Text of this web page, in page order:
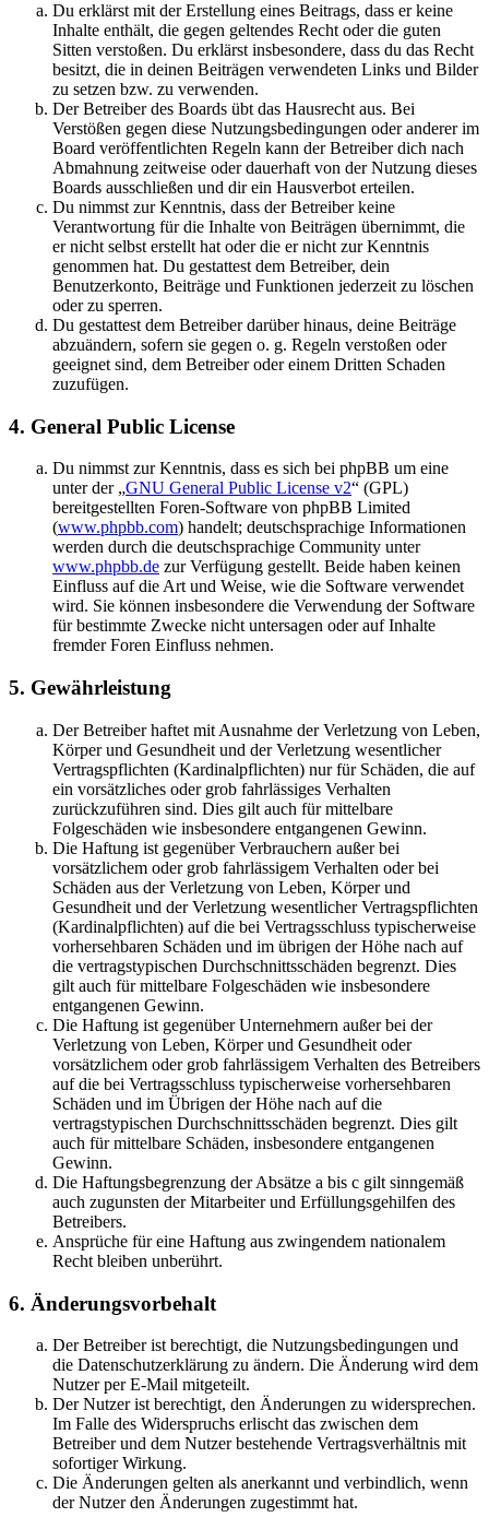
Du erklärst mit der Erstellung eines Beitrags, dass er keine
Inhalte enthält, die gegen geltendes Recht oder die guten
Sitten verstoßen. Du erklärst insbesondere, dass du das Recht
besitzt, die in deinen Beiträgen verwendeten Links und Bilder
zu setzen bzw. zu verwenden.
Der Betreiber des Boards übt das Hausrecht aus. Bei
Verstößen gegen diese Nutzungsbedingungen oder anderer im
Board veröffentlichten Regeln kann der Betreiber dich nach
Abmahnung zeitweise oder dauerhaft von der Nutzung dieses
Boards ausschließen und dir ein Hausverbot erteilen.
Du nimmst zur Kenntnis, dass der Betreiber keine
Verantwortung für die Inhalte von Beiträgen übernimmt, die
er nicht selbst erstellt hat oder die er nicht zur Kenntnis
genommen hat. Du gestattest dem Betreiber, dein
Benutzerkonto, Beiträge und Funktionen jederzeit zu löschen
oder zu sperren.
Du gestattest dem Betreiber darüber hinaus, deine Beiträge
abzuändern, sofern sie gegen o. g. Regeln verstoßen oder
geeignet sind, dem Betreiber oder einem Dritten Schaden
zuzufügen.
4. General Public License
Du nimmst zur Kenntnis, dass es sich bei phpBB um eine
unter der „GNU General Public License v2“ (GPL)
bereitgestellten Foren-Software von phpBB Limited
(www.phpbb.com) handelt; deutschsprachige Informationen
werden durch die deutschsprachige Community unter
www.phpbb.de zur Verfügung gestellt. Beide haben keinen
Einfluss auf die Art und Weise, wie die Software verwendet
wird. Sie können insbesondere die Verwendung der Software
für bestimmte Zwecke nicht untersagen oder auf Inhalte
fremder Foren Einfluss nehmen.
5. Gewährleistung
Der Betreiber haftet mit Ausnahme der Verletzung von Leben,
Körper und Gesundheit und der Verletzung wesentlicher
Vertragspflichten (Kardinalpflichten) nur für Schäden, die auf
ein vorsätzliches oder grob fahrlässiges Verhalten
zurückzuführen sind. Dies gilt auch für mittelbare
Folgeschäden wie insbesondere entgangenen Gewinn.
Die Haftung ist gegenüber Verbrauchern außer bei
vorsätzlichem oder grob fahrlässigem Verhalten oder bei
Schäden aus der Verletzung von Leben, Körper und
Gesundheit und der Verletzung wesentlicher Vertragspflichten
(Kardinalpflichten) auf die bei Vertragsschluss typischerweise
vorhersehbaren Schäden und im übrigen der Höhe nach auf
die vertragstypischen Durchschnittsschäden begrenzt. Dies
gilt auch für mittelbare Folgeschäden wie insbesondere
entgangenen Gewinn.
Die Haftung ist gegenüber Unternehmern außer bei der
Verletzung von Leben, Körper und Gesundheit oder
vorsätzlichem oder grob fahrlässigem Verhalten des Betreibers
auf die bei Vertragsschluss typischerweise vorhersehbaren
Schäden und im Übrigen der Höhe nach auf die
vertragstypischen Durchschnittsschäden begrenzt. Dies gilt
auch für mittelbare Schäden, insbesondere entgangenen
Gewinn.
Die Haftungsbegrenzung der Absätze a bis c gilt sinngemäß
auch zugunsten der Mitarbeiter und Erfüllungsgehilfen des
Betreibers.
Ansprüche für eine Haftung aus zwingendem nationalem
Recht bleiben unberührt.
6. Änderungsvorbehalt
Der Betreiber ist berechtigt, die Nutzungsbedingungen und
die Datenschutzerklärung zu ändern. Die Änderung wird dem
Nutzer per E-Mail mitgeteilt.
Der Nutzer ist berechtigt, den Änderungen zu widersprechen.
Im Falle des Widerspruchs erlischt das zwischen dem
Betreiber und dem Nutzer bestehende Vertragsverhältnis mit
sofortiger Wirkung.
Die Änderungen gelten als anerkannt und verbindlich, wenn
der Nutzer den Änderungen zugestimmt hat.